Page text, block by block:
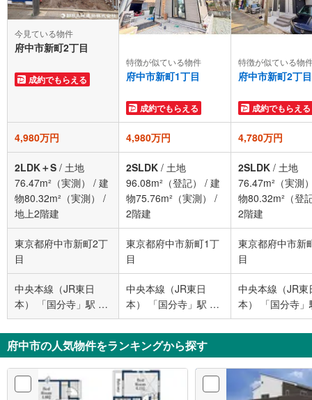
今見ている物件
府中市新町2丁目
成約でもらえる
特徴が似ている物件
府中市新町1丁目
成約でもらえる
特徴が似ている物
府中市新町2丁目
成約でもらえる
4,980万円 4,980万円 4,780万円
2LDK＋S / 土地
76.47m²（実測）
/ 建
物80.32m²（実測）
/
地上2階建
2SLDK / 土地
96.08m²（登記）
/ 建
物75.76m²（実測）
/
2階建
2SLDK / 土地
76.47m²（実測
物80.32m²（登
2階建
東京都府中市新町2丁
目
東京都府中市新町1丁
目
東京都府中市新
目
中央本線（JR東日
本） 「国分寺」駅 バ
ス9分 新町第二公園
バス停下車 徒歩3分
中央本線（JR東日
本） 「国分寺」駅 バ
ス15分 栄町一丁目 バ
ス停下車 徒歩3分
中央本線（JR東
本） 「国分寺」
歩27分
府中市の人気物件をランキングから探す